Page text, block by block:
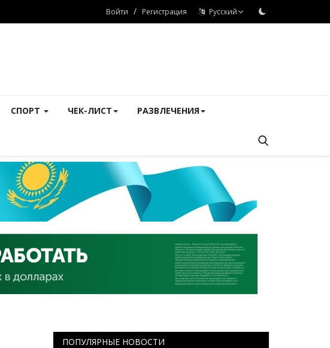
Войти / Регистрация Русский
СПОРТ ЧЕК-ЛИСТ РАЗВЛЕЧЕНИЯ
ПОПУЛЯРНЫЕ НОВОСТИ